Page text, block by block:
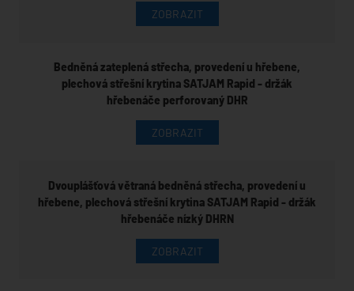
ZOBRAZIT
Bedněná zateplená střecha, provedení u hřebene,
plechová střešní krytina SATJAM Rapid - držák
hřebenáče perforovaný DHR
ZOBRAZIT
Dvouplášťová větraná bedněná střecha, provedení u
hřebene, plechová střešní krytina SATJAM Rapid - držák
hřebenáče nízký DHRN
ZOBRAZIT